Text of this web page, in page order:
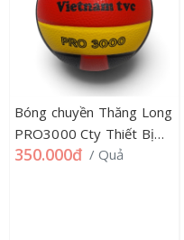
Bóng chuyền Thăng Long
PRO3000 Cty Thiết Bị
Giáo Dục, 299TL
350.000đ / Quả